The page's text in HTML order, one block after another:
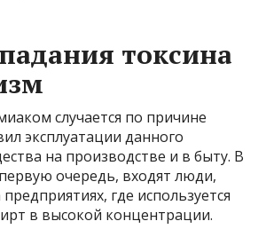
токсина
случается по причине
эксплуатации данного
на производстве и в быту. В
очередь, входят люди,
где используется
в высокой концентрации.